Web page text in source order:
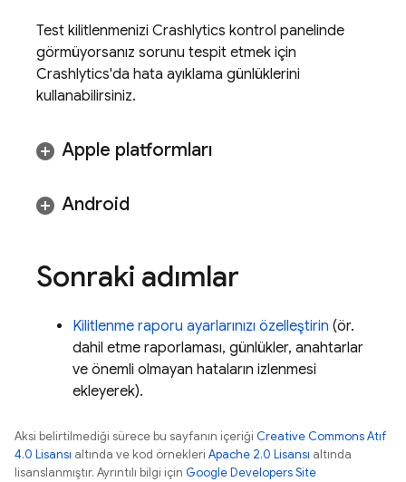
Test kilitlenmenizi Crashlytics kontrol panelinde
görmüyorsanız sorunu tespit etmek için
Crashlytics'da hata ayıklama günlüklerini
kullanabilirsiniz.
Apple platformları
Android
Sonraki adımlar
Kilitlenme raporu ayarlarınızı özelleştirin (ör.
dahil etme raporlaması, günlükler, anahtarlar
ve önemli olmayan hataların izlenmesi
ekleyerek).
Aksi belirtilmediği sürece bu sayfanın içeriği Creative Commons Atıf
4.0 Lisansı altında ve kod örnekleri Apache 2.0 Lisansı altında
lisanslanmıştır. Ayrıntılı bilgi için Google Developers Site